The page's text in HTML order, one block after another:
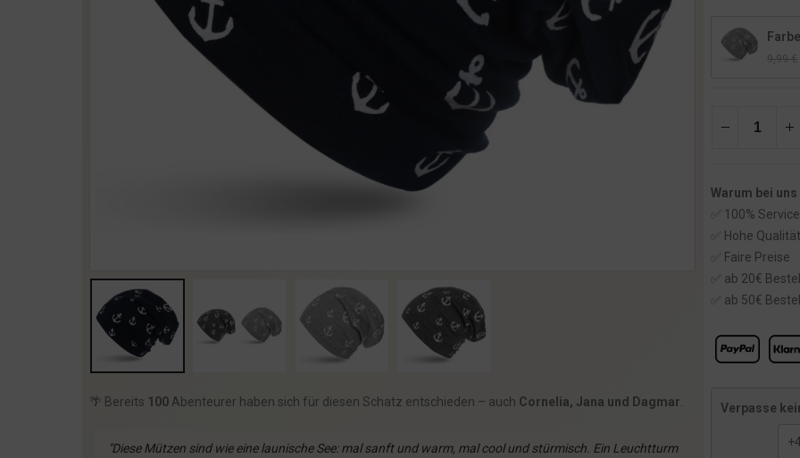
🌴 Bereits 100 Abenteurer haben sich für diesen Schatz entschieden – auch Cornelia, Jana und Dagmar
"Diese Mützen sind wie eine launische See: mal sanft und warm, mal cool und stürmisch. Ein Leuchtturm
9,99€
e
Warum bei
✅ 100% Service
✅ Hohe Qualität
✅ Faire Preise
✅ ab 20€
✅ ab 50€
Verpasse